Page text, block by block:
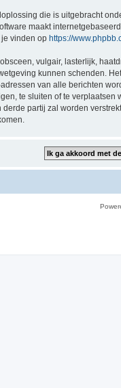
die is uitgebracht
maakt
vinden op https://
vulgair, lasterlijk,
kunnen schenden.
van alle berichten
te sluiten of te
partij zal worden